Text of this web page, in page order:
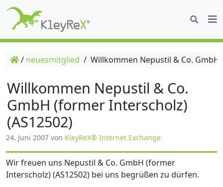
/ neuesmitglied / Willkommen Nepustil & Co.
Willkommen Nepustil & Co.
GmbH (former Interscholz)
(AS12502)
24. Juni 2007 von KleyReX® Internet Exchange
Wir freuen uns Nepustil & Co. GmbH (former
Interscholz) (AS12502) bei uns begrüßen zu dürfen.